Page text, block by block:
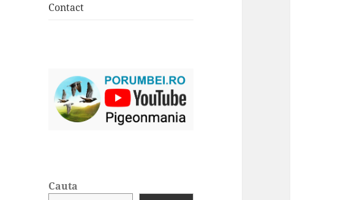
Contact
Cauta